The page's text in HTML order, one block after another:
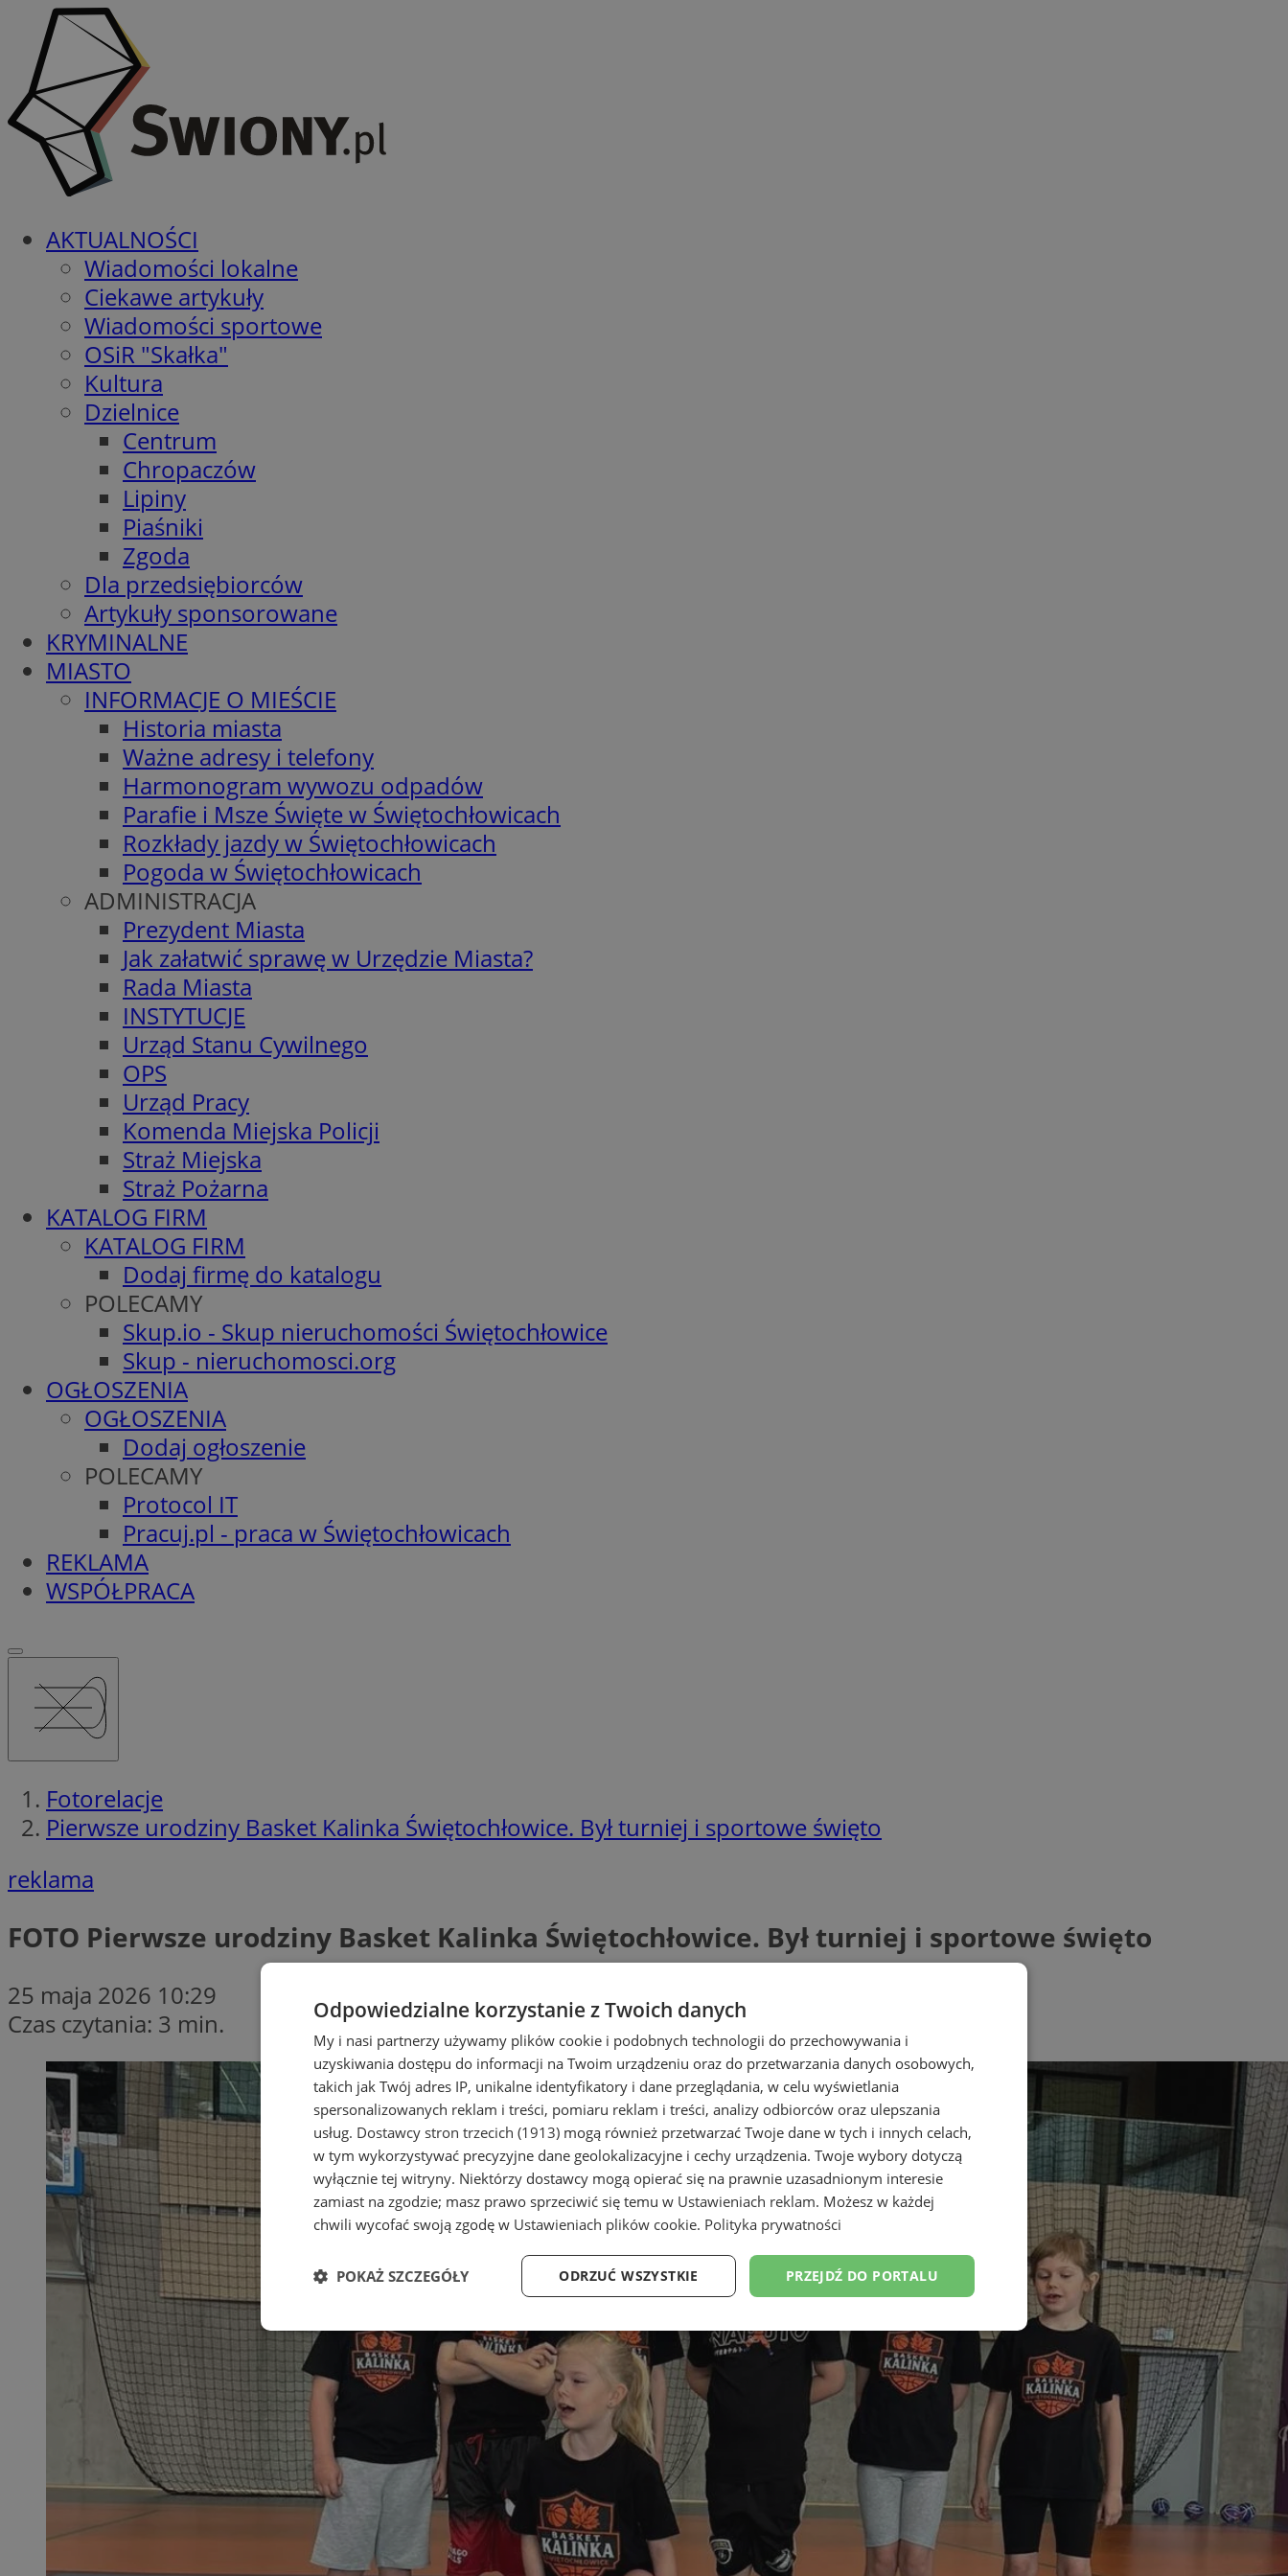
AKTUALNOŚCI
Wiadomości lokalne
Ciekawe artykuły
Wiadomości sportowe
OSiR "Skałka"
Kultura
Dzielnice
Centrum
Chropaczów
Lipiny
Piaśniki
Zgoda
Dla przedsiębiorców
Artykuły sponsorowane
KRYMINALNE
MIASTO
INFORMACJE O MIEŚCIE
Historia miasta
Ważne adresy i telefony
Harmonogram wywozu odpadów
Parafie i Msze Święte w Świętochłowicach
Rozkłady jazdy w Świętochłowicach
Pogoda w Świętochłowicach
ADMINISTRACJA
Prezydent Miasta
Jak załatwić sprawę w Urzędzie Miasta?
Rada Miasta
INSTYTUCJE
Urząd Stanu Cywilnego
OPS
Urząd Pracy
Komenda Miejska Policji
Straż Miejska
Straż Pożarna
KATALOG FIRM
KATALOG FIRM
Dodaj firmę do katalogu
POLECAMY
Skup.io - Skup nieruchomości Świętochłowice
Skup - nieruchomosci.org
OGŁOSZENIA
OGŁOSZENIA
Dodaj ogłoszenie
POLECAMY
Protocol IT
Pracuj.pl - praca w Świętochłowicach
REKLAMA
WSPÓŁPRACA
Fotorelacje
Pierwsze urodziny Basket Kalinka Świętochłowice. Był turniej i sportowe święto
reklama
FOTO Pierwsze urodziny Basket Kalinka Świętochłowice. Był turniej i sportowe święto
25 maja 2026 10:29
Czas czytania: 3 min.
Odpowiedzialne korzystanie z Twoich danych
My i nasi partnerzy używamy plików cookie i podobnych technologii do przechowywania i
uzyskiwania dostępu do informacji na Twoim urządzeniu oraz do przetwarzania danych osobowych,
takich jak Twój adres IP, unikalne identyfikatory i dane przeglądania, w celu wyświetlania
spersonalizowanych reklam i treści, pomiaru reklam i treści, analizy odbiorców oraz ulepszania
usług. Dostawcy stron trzecich (1913) mogą również przetwarzać Twoje dane w tych i innych celach,
w tym wykorzystywać precyzyjne dane geolokalizacyjne i cechy urządzenia. Twoje wybory dotyczą
wyłącznie tej witryny. Niektórzy dostawcy mogą opierać się na prawnie uzasadnionym interesie
zamiast na zgodzie; masz prawo sprzeciwić się temu w Ustawieniach reklam. Możesz w każdej
chwili wycofać swoją zgodę w Ustawieniach plików cookie. Polityka prywatności
PRZEJDŹ DO PORTALU
ODRZUĆ WSZYSTKIE
POKAŻ SZCZEGÓŁY
Niezbędne Wydajność Targetowanie Funkcjonalność Niesklasyfikowane
Niezbędne Funkcjonalność Niesklasyfikowane
Niezbędne pliki cookie umożliwiają korzystanie z podstawowych funkcji strony internetowej, takich jak logowanie użytkownika i
zarządzanie kontem. Bez niezbędnych plików cookie nie można prawidłowo korzystać ze strony internetowej.
Provider/
Domena
Okres
przechowywania